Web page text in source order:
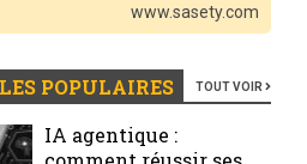
www.sasety.com
POPULAIRES TOUT VOIR
IA agentique :